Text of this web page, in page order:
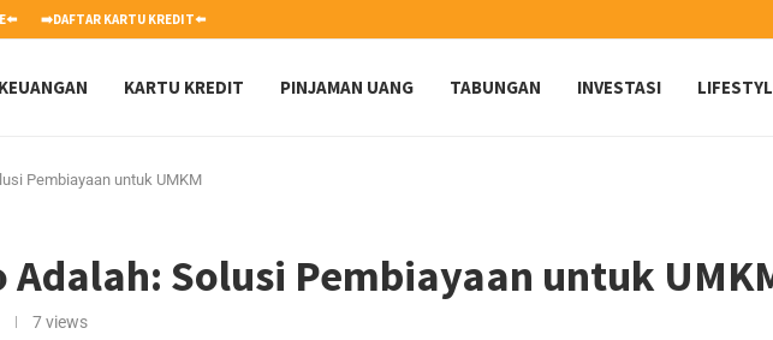
➡️DAFTAR KARTU KREDIT⬅️
KARTU KREDIT PINJAMAN UANG TABUNGAN INVESTASI
Pembiayaan untuk UMKM
Solusi Pembiayaan untuk
7views